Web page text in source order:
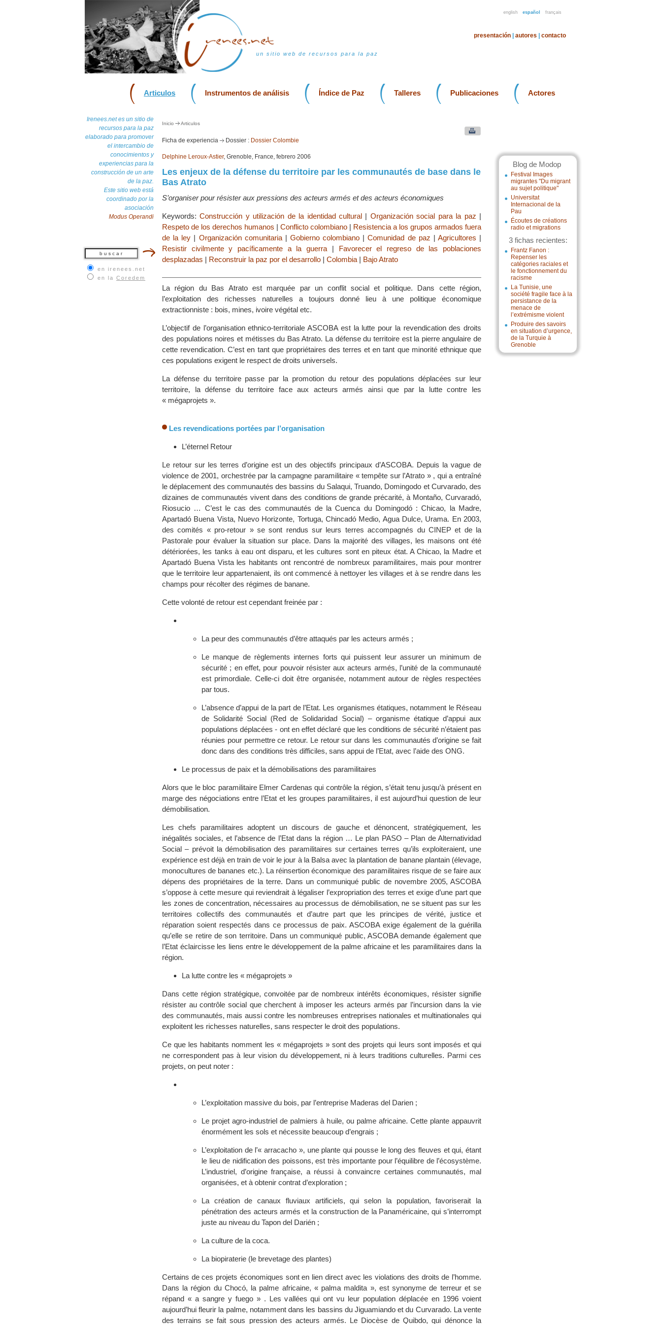
english español français
un sitio web de recursos para la paz
presentación autores contacto
Articulos Instrumentos de análisis Índice de Paz Talleres Publicaciones Actores
Irenees.net es un sitio de
recursos para la paz
elaborado para promover
el intercambio de
conocimientos y
experiencias para la
construcción de un arte
de la paz.
Este sitio web está
coordinado por la
asociación
Modus Operandi
en irenees.net
en la Coredem
Blog de Modop
Festival Images
migrantes "Du migrant
au sujet politique"
Universitat
Internacional de la
Pau
Écoutes de créations
radio et migrations
3 fichas recientes:
Frantz Fanon :
Repenser les
catégories raciales et
le fonctionnement du
racisme
La Tunisie, une
société fragile face à la
persistance de la
menace de
l’extrémisme violent
Produire des savoirs
en situation d’urgence,
de la Turquie à
Grenoble
Inicio Articulos
Ficha de experiencia Dossier : Dossier Colombie
Delphine Leroux-Astier, Grenoble, France, febrero 2006
Les enjeux de la défense du territoire par les communautés de base dans le
Bas Atrato
S’organiser pour résister aux pressions des acteurs armés et des acteurs économiques
Keywords:Construcción y utilización de la identidad cultural | Organización social para la paz |
Respeto de los derechos humanos | Conflicto colombiano | Resistencia a los grupos armados fuera
de la ley | Organización comunitaria| Gobierno colombiano |Comunidad de paz | Agricultores |
Resistir civilmente y pacíficamente a la guerra | Favorecer el regreso de las poblaciones
desplazadas | Reconstruir la paz por el desarrollo | Colombia | Bajo Atrato
La région du Bas Atrato est marquée par un conflit social et politique. Dans cette région,
l’exploitation des richesses naturelles a toujours donné lieu à une politique économique
extractionniste : bois, mines, ivoire végétal etc.
L’objectif de l’organisation ethnico-territoriale ASCOBA est la lutte pour la revendication des droits
des populations noires et métisses du Bas Atrato. La défense du territoire est la pierre angulaire de
cette revendication. C’est en tant que propriétaires des terres et en tant que minorité ethnique que
ces populations exigent le respect de droits universels.
La défense du territoire passe par la promotion du retour des populations déplacées sur leur
territoire, la défense du territoire face aux acteurs armés ainsi que par la lutte contre les
« mégaprojets ».
Les revendications portées par l’organisation
L’éternel Retour
Le retour sur les terres d’origine est un des objectifs principaux d’ASCOBA. Depuis la vague de
violence de 2001, orchestrée par la campagne paramilitaire « tempête sur l’Atrato » , qui a entraîné
le déplacement des communautés des bassins du Salaqui, Truando, Domingodo et Curvarado, des
dizaines de communautés vivent dans des conditions de grande précarité, à Montaño, Curvaradó,
Riosucio … C’est le cas des communautés de la Cuenca du Domingodó : Chicao, la Madre,
Apartadó Buena Vista, Nuevo Horizonte, Tortuga, Chincadó Medio, Agua Dulce, Urama. En 2003,
des comités « pro-retour » se sont rendus sur leurs terres accompagnés du CINEP et de la
Pastorale pour évaluer la situation sur place. Dans la majorité des villages, les maisons ont été
détériorées, les tanks à eau ont disparu, et les cultures sont en piteux état. A Chicao, la Madre et
Apartadó Buena Vista les habitants ont rencontré de nombreux paramilitaires, mais pour montrer
que le territoire leur appartenaient, ils ont commencé à nettoyer les villages et à se rendre dans les
champs pour récolter des régimes de banane.
Cette volonté de retour est cependant freinée par :
La peur des communautés d’être attaqués par les acteurs armés ;
Le manque de règlements internes forts qui puissent leur assurer un minimum de
sécurité ; en effet, pour pouvoir résister aux acteurs armés, l’unité de la communauté
est primordiale. Celle-ci doit être organisée, notamment autour de règles respectées
par tous.
L’absence d’appui de la part de l’Etat. Les organismes étatiques, notamment le Réseau
de Solidarité Social (Red de Solidaridad Social) – organisme étatique d’appui aux
populations déplacées - ont en effet déclaré que les conditions de sécurité n’étaient pas
réunies pour permettre ce retour. Le retour sur dans les communautés d’origine se fait
donc dans des conditions très difficiles, sans appui de l’Etat, avec l’aide des ONG.
Le processus de paix et la démobilisations des paramilitaires
Alors que le bloc paramilitaire Elmer Cardenas qui contrôle la région, s’était tenu jusqu’à présent en
marge des négociations entre l’Etat et les groupes paramilitaires, il est aujourd’hui question de leur
démobilisation.
Les chefs paramilitaires adoptent un discours de gauche et dénoncent, stratégiquement, les
inégalités sociales, et l’absence de l’Etat dans la région … Le plan PASO – Plan de Alternatividad
Social – prévoit la démobilisation des paramilitaires sur certaines terres qu’ils exploiteraient, une
expérience est déjà en train de voir le jour à la Balsa avec la plantation de banane plantain (élevage,
monocultures de bananes etc.). La réinsertion économique des paramilitaires risque de se faire aux
dépens des propriétaires de la terre. Dans un communiqué public de novembre 2005, ASCOBA
s’oppose à cette mesure qui reviendrait à légaliser l’expropriation des terres et exige d’une part que
les zones de concentration, nécessaires au processus de démobilisation, ne se situent pas sur les
territoires collectifs des communautés et d’autre part que les principes de vérité, justice et
réparation soient respectés dans ce processus de paix. ASCOBA exige également de la guérilla
qu’elle se retire de son territoire. Dans un communiqué public, ASCOBA demande également que
l’Etat éclaircisse les liens entre le développement de la palme africaine et les paramilitaires dans la
région.
La lutte contre les « mégaprojets »
Dans cette région stratégique, convoitée par de nombreux intérêts économiques, résister signifie
résister au contrôle social que cherchent à imposer les acteurs armés par l’incursion dans la vie
des communautés, mais aussi contre les nombreuses entreprises nationales et multinationales qui
exploitent les richesses naturelles, sans respecter le droit des populations.
Ce que les habitants nomment les « mégaprojets » sont des projets qui leurs sont imposés et qui
ne correspondent pas à leur vision du développement, ni à leurs traditions culturelles. Parmi ces
projets, on peut noter :
L’exploitation massive du bois, par l’entreprise Maderas del Darien ;
Le projet agro-industriel de palmiers à huile, ou palme africaine. Cette plante appauvrit
énormément les sols et nécessite beaucoup d’engrais ;
L’exploitation de l’« arracacho », une plante qui pousse le long des fleuves et qui, étant
le lieu de nidification des poissons, est très importante pour l’équilibre de l’écosystème.
L’industriel, d’origine française, a réussi à convaincre certaines communautés, mal
organisées, et à obtenir contrat d’exploration ;
La création de canaux fluviaux artificiels, qui selon la population, favoriserait la
pénétration des acteurs armés et la construction de la Panaméricaine, qui s’interrompt
juste au niveau du Tapon del Darién ;
La culture de la coca.
La biopiraterie (le brevetage des plantes)
Certains de ces projets économiques sont en lien direct avec les violations des droits de l’homme.
Dans la région du Chocó, la palme africaine, « palma maldita », est synonyme de terreur et se
répand « a sangre y fuego » . Les vallées qui ont vu leur population déplacée en 1996 voient
aujourd’hui fleurir la palme, notamment dans les bassins du Jiguamiando et du Curvarado. La vente
des terrains se fait sous pression des acteurs armés. Le Diocèse de Quibdo, qui dénonce la